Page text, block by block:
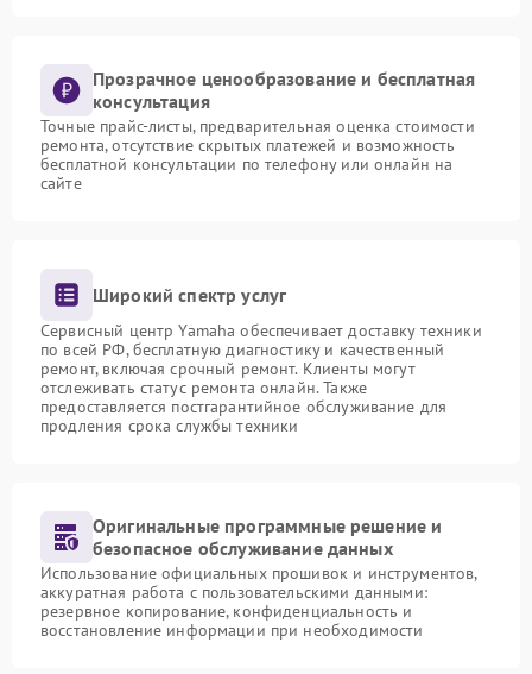
Прозрачное ценообразование и бесплатная
консультация
Точные прайс-листы, предварительная оценка стоимости
ремонта, отсутствие скрытых платежей и возможность
бесплатной консультации по телефону или онлайн на
сайте
Широкий спектр услуг
Сервисный центр Yamaha обеспечивает доставку техники
по всей РФ, бесплатную диагностику и качественный
ремонт, включая срочный ремонт. Клиенты могут
отслеживать статус ремонта онлайн. Также
предоставляется постгарантийное обслуживание для
продления срока службы техники
Оригинальные программные решение и
безопасное обслуживание данных
Использование официальных прошивок и инструментов,
аккуратная работа с пользовательскими данными:
резервное копирование, конфиденциальность и
восстановление информации при необходимости